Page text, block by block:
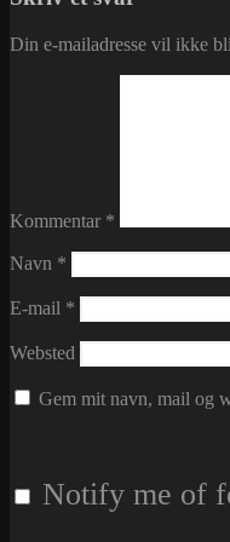
Din e-mailadresse vil ikke
Kommentar *
Navn *
E-mail *
Websted
Gem mit navn, mail og
Notify me of